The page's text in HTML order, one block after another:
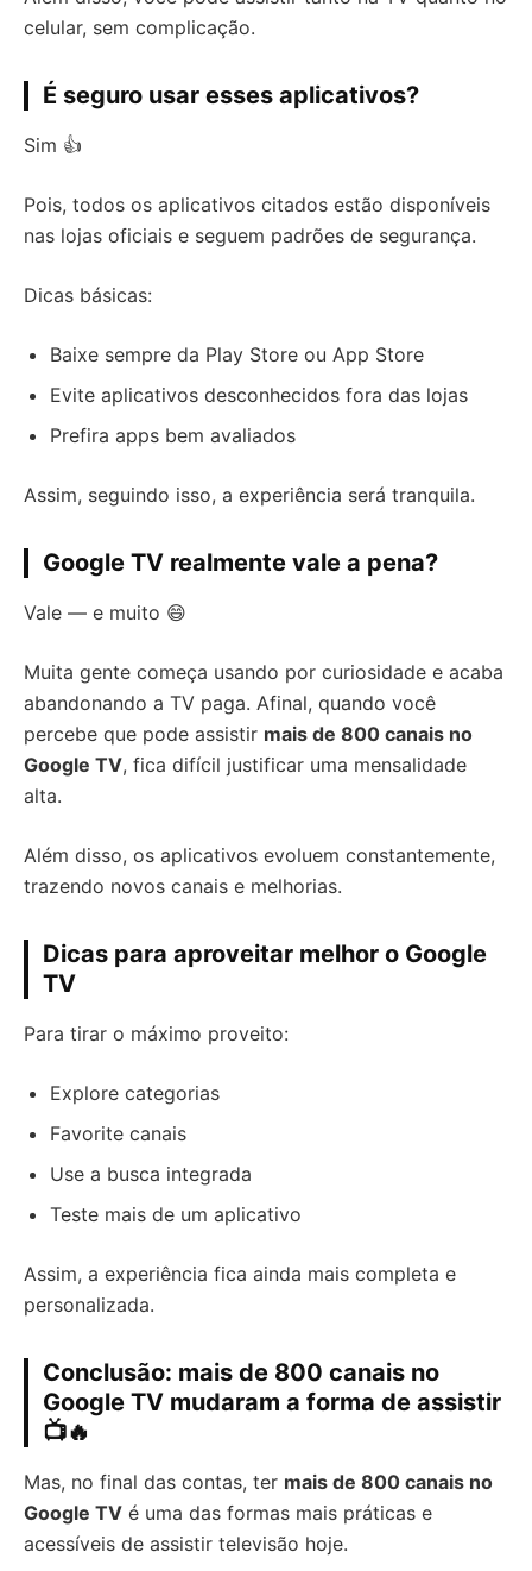
celular, sem complicação.
É seguro usar esses aplicativos?
Sim 👍
Pois, todos os aplicativos citados estão disponíveis
nas lojas oficiais e seguem padrões de segurança.
Dicas básicas:
Baixe sempre da Play Store ou App Store
Evite aplicativos desconhecidos fora das lojas
Prefira apps bem avaliados
Assim, seguindo isso, a experiência será tranquila.
Google TV realmente vale a pena?
Vale — e muito 😄
Muita gente começa usando por curiosidade e acaba
abandonando a TV paga. Afinal, quando você
percebe que pode assistir mais de 800 canais no
Google TV, fica difícil justificar uma mensalidade
alta.
Além disso, os aplicativos evoluem constantemente,
trazendo novos canais e melhorias.
Dicas para aproveitar melhor o Google
TV
Para tirar o máximo proveito:
Explore categorias
Favorite canais
Use a busca integrada
Teste mais de um aplicativo
Assim, a experiência fica ainda mais completa e
personalizada.
Conclusão: mais de 800 canais no
Google TV mudaram a forma de assistir
📺🔥
Mas, no final das contas, ter mais de 800 canais no
Google TV é uma das formas mais práticas e
acessíveis de assistir televisão hoje.